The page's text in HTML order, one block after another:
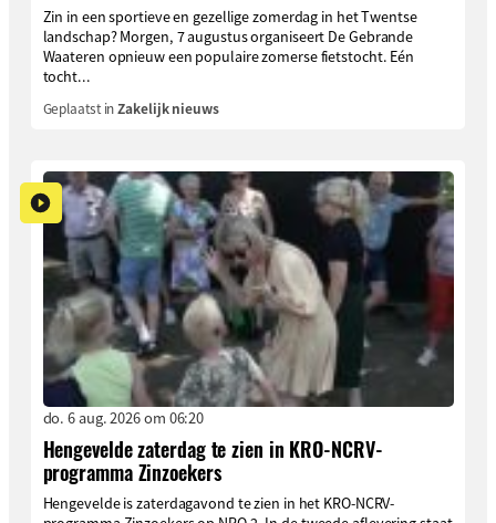
Zin in een sportieve en gezellige zomerdag in het Twentse
landschap? Morgen, 7 augustus organiseert De Gebrande
Waateren opnieuw een populaire zomerse fietstocht. Eén
tocht...
Geplaatst inZakelijk nieuws
do. 6 aug. 2026 om 06:20
Hengevelde zaterdag te zien in KRO-NCRV-
programma Zinzoekers
Hengevelde is zaterdagavond te zien in het KRO-NCRV-